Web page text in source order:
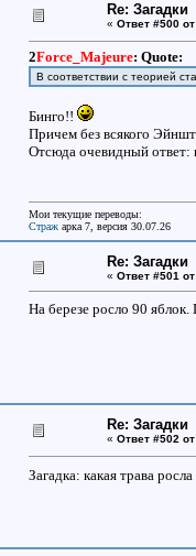
Re: Загадки
« Ответ #500 от
2Force_Majeure: Quote:
В соответствии с теорией
Бинго!!
Причем без всякого
Отсюда очевидный ответ:
Мои текущие переводы:
Страж арка 7, версия 30.07.26
Re: Загадки
« Ответ #501 от
На березе росло 90 яблок.
Re: Загадки
« Ответ #502 от
Загадка: какая трава